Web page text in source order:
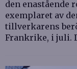
den enastående
exemplaret av
tillverkarens
Frankrike, i juli.